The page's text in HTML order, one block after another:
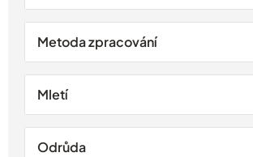
Metoda zpracování
Mletí
Odrůda